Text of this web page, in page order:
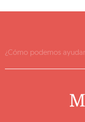
¿Cómo podemos